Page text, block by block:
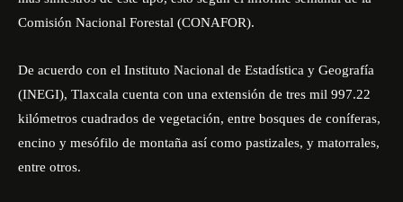
Comisión Nacional Forestal (CONAFOR).
De acuerdo con el Instituto Nacional de Estadística y Geografía
(INEGI), Tlaxcala cuenta con una extensión de tres mil 997.22
kilómetros cuadrados de vegetación, entre bosques de coníferas,
encino y mesófilo de montaña así como pastizales, y matorrales,
entre otros.